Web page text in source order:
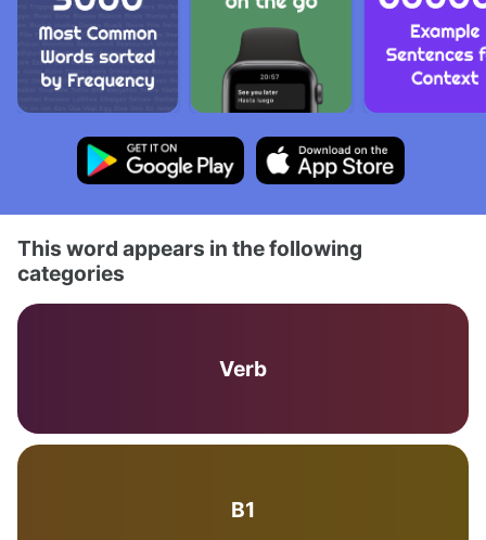
This word appears in the following
categories
Verb
B1